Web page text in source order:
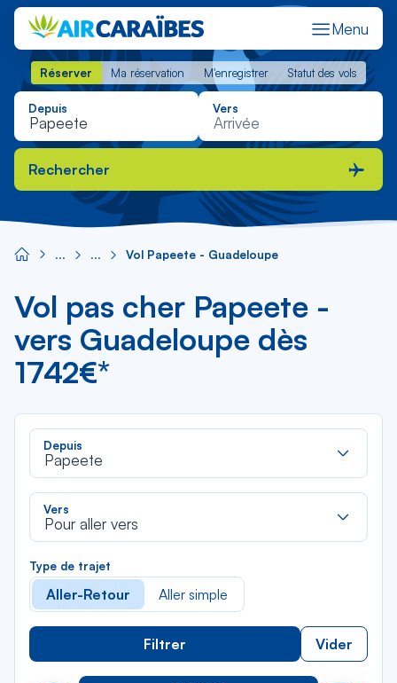
Menu
Réserver Ma réservation M'enregistrer Statut des vols
Réserver Ma réservation M'enregistrer Statut des vols
Depuis Vers
Rechercher
Vol Papeete - Guadeloupe
Vol pas cher Papeete -
vers Guadeloupe dès
1742€*
Depuis
Papeete
Vers
Pour aller vers
Type de trajet
Aller-Retour Aller simple
Filtrer Vider